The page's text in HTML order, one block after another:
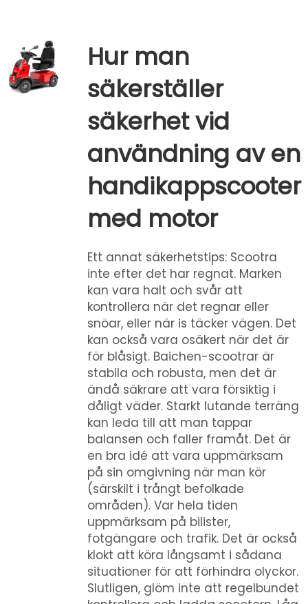
Hur man
säkerställer
säkerhet vid
användning av en
handikappscooter
med motor
Ett annat säkerhetstips: Scootra
inte efter det har regnat. Marken
kan vara halt och svår att
kontrollera när det regnar eller
snöar, eller när is täcker vägen. Det
kan också vara osäkert när det är
för blåsigt. Baichen-scootrar är
stabila och robusta, men det är
ändå säkrare att vara försiktig i
dåligt väder. Starkt lutande terräng
kan leda till att man tappar
balansen och faller framåt. Det är
en bra idé att vara uppmärksam
på sin omgivning när man kör
(särskilt i trångt befolkade
områden). Var hela tiden
uppmärksam på bilister,
fotgängare och trafik. Det är också
klokt att köra långsamt i sådana
situationer för att förhindra olyckor.
Slutligen, glöm inte att regelbundet